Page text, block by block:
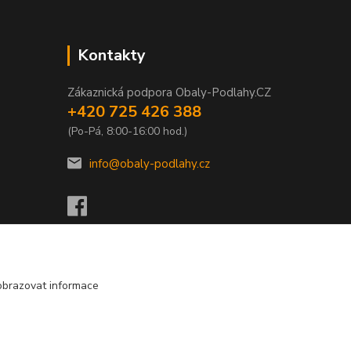
Kontakty
Zákaznická podpora Obaly-Podlahy.CZ
+420 725 426 388
(Po-Pá, 8:00-16:00 hod.)
info@obaly-podlahy.cz
informace